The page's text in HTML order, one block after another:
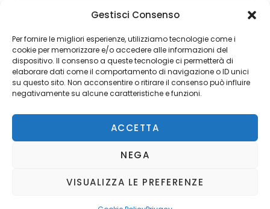
Gestisci Consenso
Per fornire le migliori esperienze, utilizziamo tecnologie come i
cookie per memorizzare e/o accedere alle informazioni del
dispositivo. Il consenso a queste tecnologie ci permetterà di
elaborare dati come il comportamento di navigazione o ID unici
su questo sito. Non acconsentire o ritirare il consenso può influire
negativamente su alcune caratteristiche e funzioni.
ACCETTA
NEGA
VISUALIZZA LE PREFERENZE
Copyright © 2026Ilblogger.it. All Rights Reserved.